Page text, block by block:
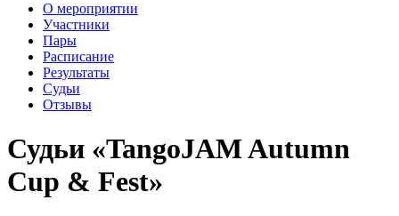
О мероприятии
Участники
Пары
Расписание
Результаты
Судьи
Отзывы
Судьи «TangoJAM Autumn
Cup & Fest»